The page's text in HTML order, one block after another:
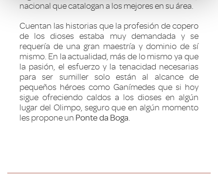
nacional que catalogan a los mejores en su área.
Cuentan las historias que la profesión de copero
de los dioses estaba muy demandada y se
requería de una gran maestría y dominio de sí
mismo. En la actualidad, más de lo mismo ya que
la pasión, el esfuerzo y la tenacidad necesarias
para ser sumiller solo están al alcance de
pequeños héroes como Ganímedes que si hoy
sigue ofreciendo caldos a los dioses en algún
lugar del Olimpo, seguro que en algún momento
les propone un Ponte da Boga.